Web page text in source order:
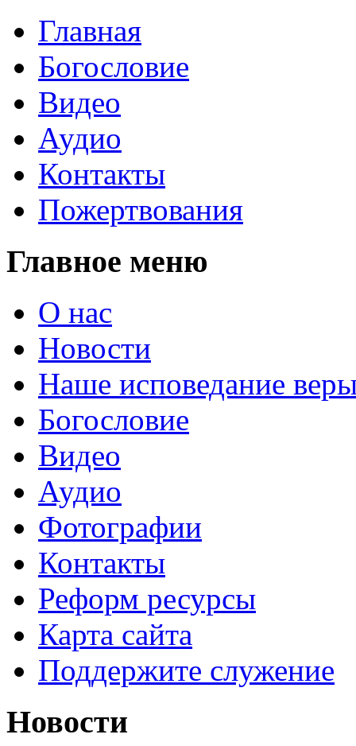
Главная
Богословие
Видео
Аудио
Контакты
Пожертвования
Главное меню
О нас
Новости
Наше исповедание
Богословие
Видео
Аудио
Фотографии
Контакты
Реформ ресурсы
Карта сайта
Поддержите служение
Новости